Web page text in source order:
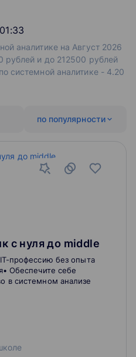
аналитике на Август 2026
рублей и до 212500 рублей
системной аналитике - 4.20
по популярности
с нуля до middle
профессию без опыта
Обеспечите себе
в системном анализе